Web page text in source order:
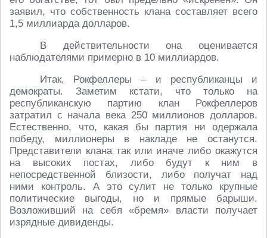
заявил, что собственность клана составляет всего
1,5 миллиарда долларов.
В действительности она оценивается
наблюдателями примерно в 10 миллиардов.
Итак, Рокфеллеры – и республиканцы и
демократы. Заметим кстати, что только на
республиканскую партию клан Рокфеллеров
затратил с начала века 250 миллионов долларов.
Естественно, что, какая бы партия ни одержала
победу, миллионеры в накладе не останутся.
Представители клана так или иначе либо окажутся
на высоких постах, либо будут к ним в
непосредственной близости, либо получат над
ними контроль. А это сулит не только крупные
политические выгоды, но и прямые барыши.
Возложивший на себя «бремя» власти получает
изрядные дивиденды.